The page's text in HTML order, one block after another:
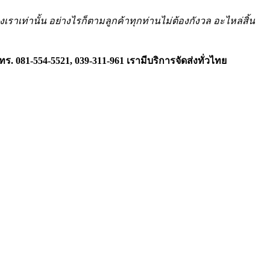
เราเท่านั้น อย่างไรก็ตามลูกค้าทุกท่านไม่ต้องกังวล อะไหล่สิ้น
554-5521, 039-311-961 เรามีบริการจัดส่งทั่วไทย